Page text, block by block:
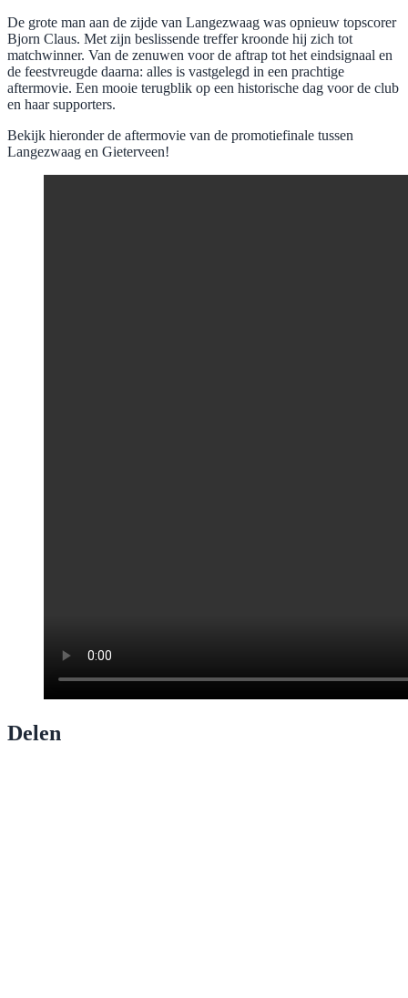
De grote man aan de zijde van Langezwaag was opnieuw topscorer
Bjorn Claus. Met zijn beslissende treffer kroonde hij zich tot
matchwinner. Van de zenuwen voor de aftrap tot het eindsignaal en
de feestvreugde daarna: alles is vastgelegd in een prachtige
aftermovie. Een mooie terugblik op een historische dag voor de club
en haar supporters.
Bekijk hieronder de aftermovie van de promotiefinale tussen
Langezwaag en Gieterveen!
Delen